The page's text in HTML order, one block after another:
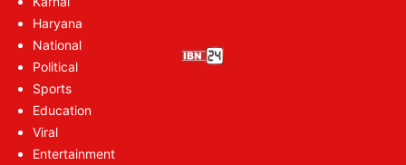
Haryana
National
Political
Sports
Education
Viral
Entertainment
Job: किन किन पदों पर वैकेंसी
A Great Opportunity to Get a
Government Job: क्‍या है एज लिमिट
A Great Opportunity to Get a
Government Job: कैसे करें आवेदन‘